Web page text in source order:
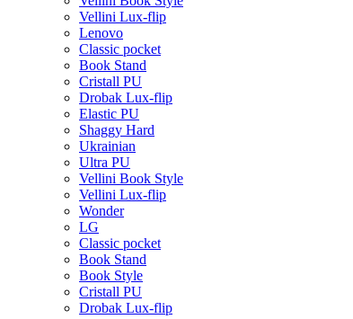
Vellini Lux-flip
Lenovo
Classic pocket
Book Stand
Cristall PU
Drobak Lux-flip
Elastic PU
Shaggy Hard
Ukrainian
Ultra PU
Vellini Book Style
Vellini Lux-flip
Wonder
LG
Classic pocket
Book Stand
Book Style
Cristall PU
Drobak Lux-flip